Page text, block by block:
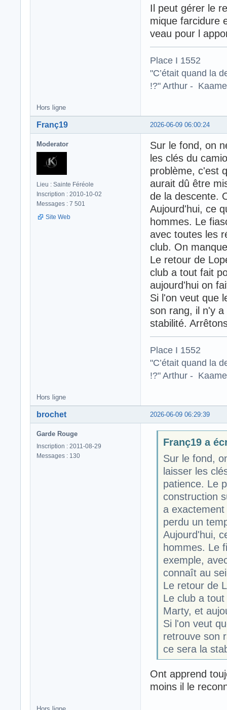
Il peut gérer le
mique farcidure
veau pour l
Place I 1552
"C’était quand la
!?" Arthur -
Hors ligne
2026-06-09 06:00:24
Franç19
Moderator
Lieu : Sainte Féréole
Inscription : 2010-10-02
Messages : 7 501
Site Web
Sur le fond, on
les clés du
problème, c'est
aurait dû être
de la descente.
Aujourd'hui, ce
hommes. Le
avec toutes les
club. On
Le retour de
club a tout fait
aujourd'hui on
Si l'on veut que
son rang, il n'y
stabilité.
Place I 1552
"C’était quand la
!?" Arthur -
Hors ligne
2026-06-09 06:29:39
brochet
Garde Rouge
Inscription : 2011-08-29
Messages : 130
Franç19 a
Sur le fond,
laisser les
patience. Le
construction
a
perdu un
Aujourd'hui,
hommes. Le
exemple,
connaît au
Le retour de
Le club a
Marty, et
Si l'on veut
retrouve son
ce sera la
Ont apprend
moins il le